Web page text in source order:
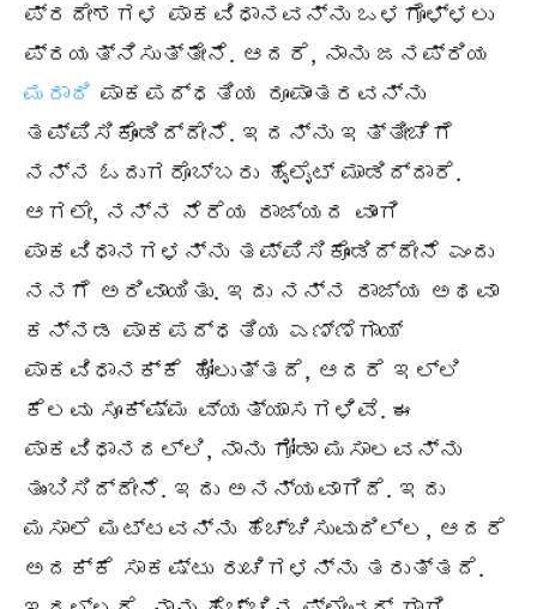
ಪ್ರದೇಶಗಳ ಪಾಕವಿಧಾನವನ್ನು ಒಳಗೊಳ್ಳಲು
ಪ್ರಯತ್ನಿಸುತ್ತೇನೆ. ಆದರೆ, ನಾನು ಜನಪ್ರಿಯ
ಮರಾಠಿ ಪಾಕಪದ್ಧತಿಯ ರೂಪಾಂತರವನ್ನು
ತಪ್ಪಿಸಿಕೊಂಡಿದ್ದೇನೆ. ಇದನ್ನು ಇತ್ತೀಚೆಗೆ
ನನ್ನ ಓದುಗರೊಬ್ಬರು ಹೈಲೈಟ್ ಮಾಡಿದ್ದಾರೆ.
ಆಗಲೇ, ನನ್ನ ನೆರೆಯ ರಾಜ್ಯದ ವಾಂಗಿ
ಪಾಕವಿಧಾನಗಳನ್ನು ತಪ್ಪಿಸಿಕೊಂಡಿದ್ದೇನೆ ಎಂದು
ನನಗೆ ಅರಿವಾಯಿತು. ಇದು ನನ್ನ ರಾಜ್ಯ ಅಥವಾ
ಕನ್ನಡ ಪಾಕಪದ್ಧತಿಯ ಎಣ್ಣೆಗಾಯ್
ಪಾಕವಿಧಾನಕ್ಕೆ ಹೋಲುತ್ತದೆ, ಆದರೆ ಇಲ್ಲಿ
ಕೆಲವು ಸೂಕ್ಷ್ಮ ವ್ಯತ್ಯಾಸಗಳಿವೆ. ಈ
ಪಾಕವಿಧಾನದಲ್ಲಿ, ನಾನು ಗೋಡಾ ಮಸಾಲವನ್ನು
ತುಂಬಿಸಿದ್ದೇನೆ. ಇದು ಅನನ್ಯವಾಗಿದೆ. ಇದು
ಮಸಾಲೆ ಮಟ್ಟವನ್ನು ಹೆಚ್ಚಿಸುವುದಿಲ್ಲ, ಆದರೆ
ಅದಕ್ಕೆ ಸಾಕಷ್ಟು ರುಚಿಗಳನ್ನು ತರುತ್ತದೆ.